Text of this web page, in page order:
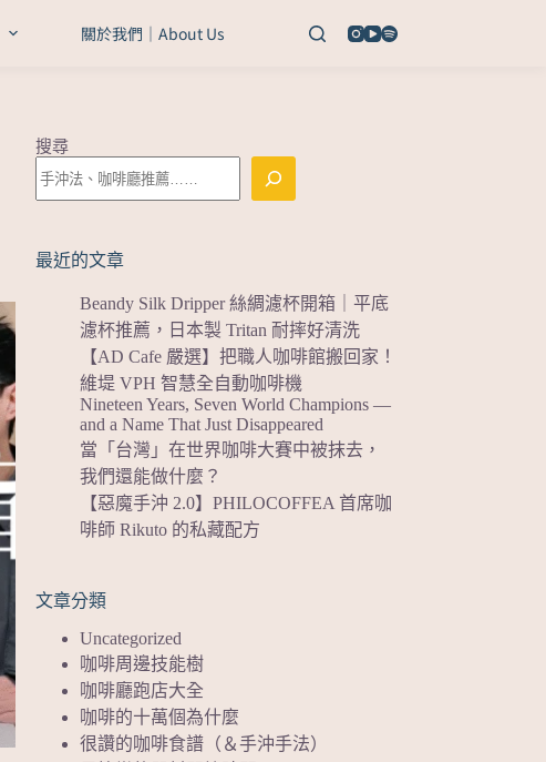
關於我們｜About Us
搜尋
最近的文章
Beandy Silk Dripper 絲綢濾杯開箱｜平底
濾杯推薦，日本製 Tritan 耐摔好清洗
【AD Cafe 嚴選】把職人咖啡館搬回家！
維堤 VPH 智慧全自動咖啡機
Nineteen Years, Seven World Champions —
and a Name That Just Disappeared
當「台灣」在世界咖啡大賽中被抹去，
我們還能做什麼？
【惡魔手沖 2.0】PHILOCOFFEA 首席咖
啡師 Rikuto 的私藏配方
文章分類
Uncategorized
咖啡周邊技能樹
咖啡廳跑店大全
咖啡的十萬個為什麼
很讚的咖啡食譜（＆手沖手法）